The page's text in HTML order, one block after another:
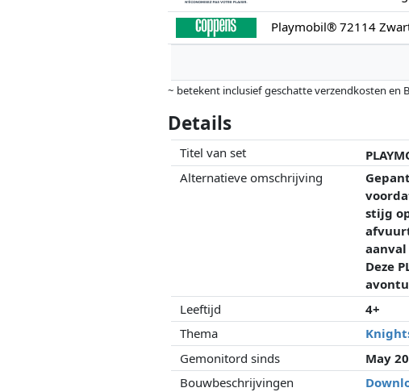
Playmobil® 72114
~ betekent inclusief geschatte verzendkosten en
geen enkele invoed op. Alleen bij gelijke prijzen
Details
Titel van set
Alternatieve omschrijving
stijg
Deze
Leeftijd
4+
Thema
Gemonitord sinds
May
Bouwbeschrijvingen